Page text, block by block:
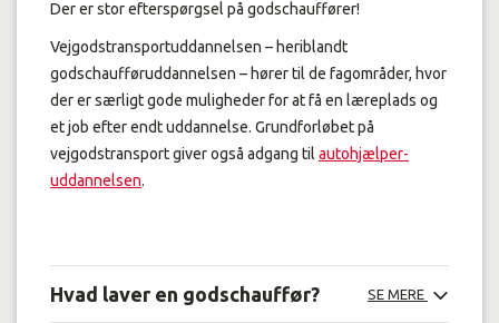
Der er stor efterspørgsel på godschauffører!
Vejgodstransportuddannelsen – heriblandt
godschaufføruddannelsen – hører til de fagområder, hvor
der er særligt gode muligheder for at få en læreplads og
et job efter endt uddannelse. Grundforløbet på
vejgodstransport giver også adgang til autohjælper-
uddannelsen.
Hvad laver en godschauffør? SE MERE